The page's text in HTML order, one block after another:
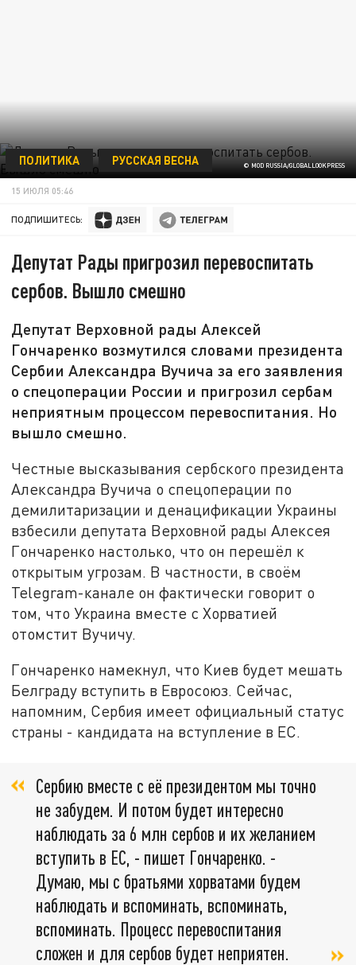
© MOD RUSSIA/GLOBALLOOKPRESS
ПОЛИТИКА РУССКАЯ ВЕСНА
15 ИЮЛЯ 05:46
ПОДПИШИТЕСЬ:
Депутат Рады пригрозил перевоспитать
сербов. Вышло смешно
Депутат Верховной рады Алексей
Гончаренко возмутился словами президента
Сербии Александра Вучича за его заявления
о спецоперации России и пригрозил сербам
неприятным процессом перевоспитания. Но
вышло смешно.
Честные высказывания сербского президента
Александра Вучича о спецоперации по
демилитаризации и денацификации Украины
взбесили депутата Верховной рады Алексея
Гончаренко настолько, что он перешёл к
открытым угрозам. В частности, в своём
Telegram-канале он фактически говорит о
том, что Украина вместе с Хорватией
отомстит Вучичу.
Гончаренко намекнул, что Киев будет мешать
Белграду вступить в Евросоюз. Сейчас,
напомним, Сербия имеет официальный статус
страны - кандидата на вступление в ЕС.
Сербию вместе с её президентом мы точно
не забудем. И потом будет интересно
наблюдать за 6 млн сербов и их желанием
вступить в ЕС, - пишет Гончаренко. -
Думаю, мы с братьями хорватами будем
наблюдать и вспоминать, вспоминать,
вспоминать. Процесс перевоспитания
сложен и для сербов будет неприятен.